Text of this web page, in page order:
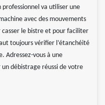
va utiliser une
avec des mouvements
le bistre et pour faciliter
toujours vérifier l’étanchéité
Adressez-vous à une
débistrage réussi de votre